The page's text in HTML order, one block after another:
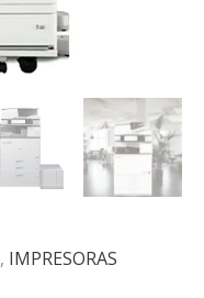
, IMPRESORAS